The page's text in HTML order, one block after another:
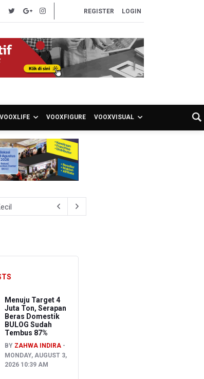
REGISTER LOGIN
VOOXLIFE VOOXFIGURE VOOXVISUAL
Lebih Hemat
Singingi Nonaktif Suhardiman Amby
Dugaan Keracunan Massal
Menuju Target 4
Juta Ton, Serapan
Beras Domestik
BULOG Sudah
Tembus 87%
BY ZAHWA INDIRA
MONDAY, AUGUST 3,
2026 10:39 AM